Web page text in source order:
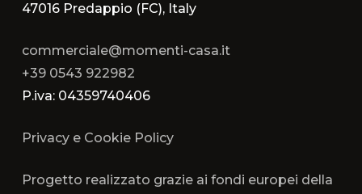
47016 Predappio (FC), Italy
commerciale@momenti-casa.it
+39 0543 922982
P.iva: 04359740406
Privacy e Cookie Policy
Progetto realizzato grazie ai fondi europei della